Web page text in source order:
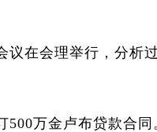
会理举行，分析过
万金卢布贷款合同